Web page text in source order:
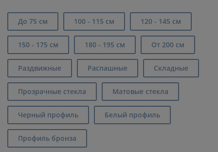
До 75 см 100 - 115 см 120 - 145 см
150 - 175 см 180 - 195 см От 200 см
Раздвижные Распашные Складные
Прозрачные стекла Матовые стекла
Черный профиль Белый профиль
Профиль бронза